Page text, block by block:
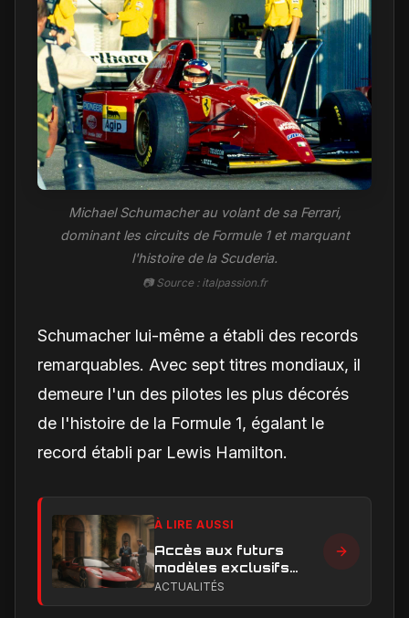
Michael Schumacher au volant de sa Ferrari,
dominant les circuits de Formule 1 et marquant
l'histoire de la Scuderia.
📷 Source : italpassion.fr
Schumacher lui-même a établi des records
remarquables. Avec sept titres mondiaux, il
demeure l'un des pilotes les plus décorés
de l'histoire de la Formule 1, égalant le
record établi par Lewis Hamilton.
À LIRE AUSSI
Accès aux futurs
modèles exclusifs
Ferrari : l'achat
ACTUALITÉS